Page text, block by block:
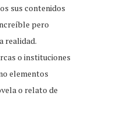
sus contenidos
pero
realidad.
o instituciones
elementos
o relato de